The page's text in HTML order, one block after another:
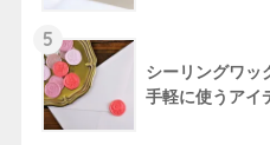
5
シーリングワッ
手軽に使うアイ